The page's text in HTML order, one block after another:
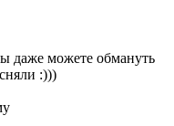
даже можете обмануть
:)))